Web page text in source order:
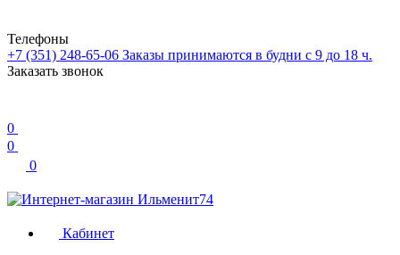
Телефоны
+7 (351) 248-65-06 Заказы принимаются в будни с 9 до 18 ч.
Заказать звонок
0
0
0
Кабинет